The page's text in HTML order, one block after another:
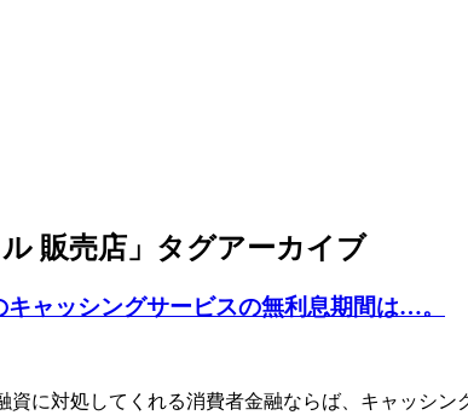
販売店 」タグアーカイブ
ャッシングサービスの無利息期間は…。
に対処してくれる消費者金融ならば、キャッシ